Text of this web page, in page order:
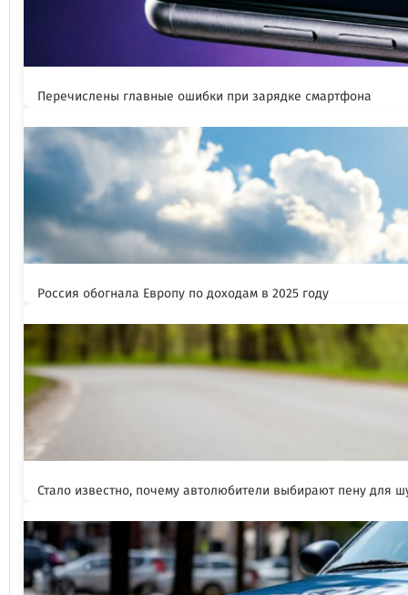
Перечислены главные ошибки при зарядке смартфона
Россия обогнала Европу по доходам в 2025 году
Стало известно, почему автолюбители выбирают пену для